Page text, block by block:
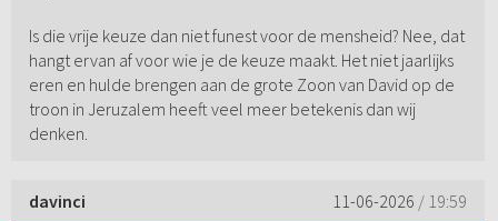
Is die vrije keuze dan niet funest voor de mensheid? Nee, dat
hangt ervan af voor wie je de keuze maakt. Het niet jaarlijks
eren en hulde brengen aan de grote Zoon van David op de
troon in Jeruzalem heeft veel meer betekenis dan wij
denken.
davinci 11-06-2026 / 19:59